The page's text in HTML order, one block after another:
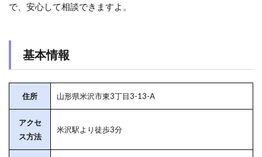
で、安心して相談できますよ。
基本情報
住所 山形県米沢市東3丁目3-13-A
アクセ
ス方法
米沢駅より徒歩3分